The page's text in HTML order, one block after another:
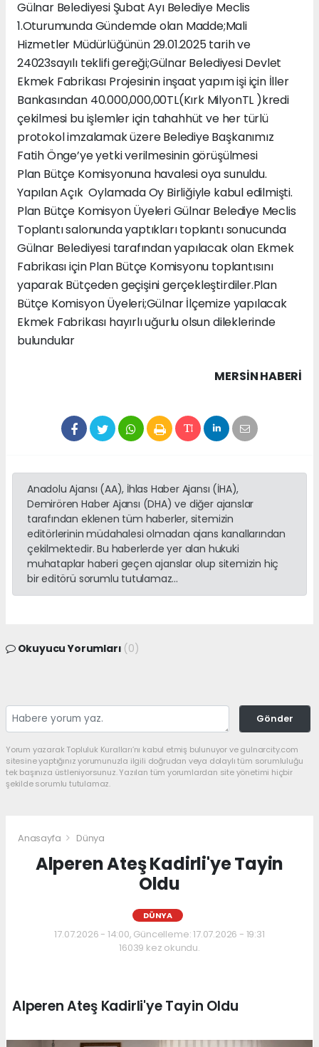
Gülnar Belediyesi Şubat Ayı Belediye Meclis
1.Oturumunda Gündemde olan Madde;Mali
Hizmetler Müdürlüğünün 29.01.2025 tarih ve
24023sayılı teklifi gereği;Gülnar Belediyesi Devlet
Ekmek Fabrikası Projesinin inşaat yapım işi için İller
Bankasından 40.000,000,00TL(Kırk MilyonTL )kredi
çekilmesi bu işlemler için tahahhüt ve her türlü
protokol imzalamak üzere Belediye Başkanımız
Fatih Önge’ye yetki verilmesinin görüşülmesi
Plan Bütçe Komisyonuna havalesi oya sunuldu.
Yapılan Açık Oylamada Oy Birliğiyle kabul edilmişti.
Plan Bütçe Komisyon Üyeleri Gülnar Belediye Meclis
Toplantı salonunda yaptıkları toplantı sonucunda
Gülnar Belediyesi tarafından yapılacak olan Ekmek
Fabrikası için Plan Bütçe Komisyonu toplantısını
yaparak Bütçeden geçişini gerçekleştirdiler.Plan
Bütçe Komisyon Üyeleri;Gülnar İlçemize yapılacak
Ekmek Fabrikası hayırlı uğurlu olsun dileklerinde
bulundular
MERSIN HABERİ
Anadolu Ajansı (AA), İhlas Haber Ajansı (İHA),
Demirören Haber Ajansı (DHA) ve diğer ajanslar
tarafından eklenen tüm haberler, sitemizin
editörlerinin müdahalesi olmadan ajans kanallarından
çekilmektedir. Bu haberlerde yer alan hukuki
muhataplar haberi geçen ajanslar olup sitemizin hiç
bir editörü sorumlu tutulamaz...
Okuyucu Yorumları (0)
Gönder
Yorum yazarak Topluluk Kuralları’nı kabul etmiş bulunuyor ve gulnarcity.com
sitesine yaptığınız yorumunuzla ilgili doğrudan veya dolaylı tüm sorumluluğu
tek başınıza üstleniyorsunuz. Yazılan tüm yorumlardan site yönetimi hiçbir
şekilde sorumlu tutulamaz.
Anasayfa Dünya
Alperen Ateş Kadirli'ye Tayin
Oldu
DÜNYA
17.07.2026 - 14:00, Güncelleme: 17.07.2026 - 19:31
16039 kez okundu.
Alperen Ateş Kadirli'ye Tayin Oldu